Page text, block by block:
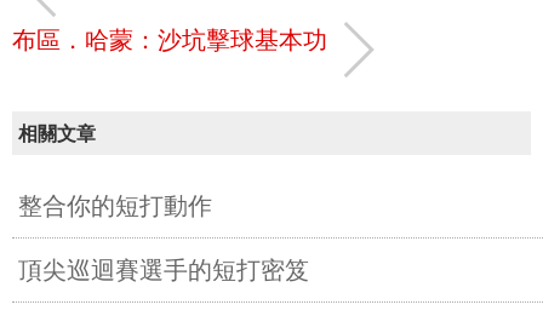
布區．哈蒙：沙坑擊球基本功
相關文章
整合你的短打動作
頂尖巡迴賽選手的短打密笈